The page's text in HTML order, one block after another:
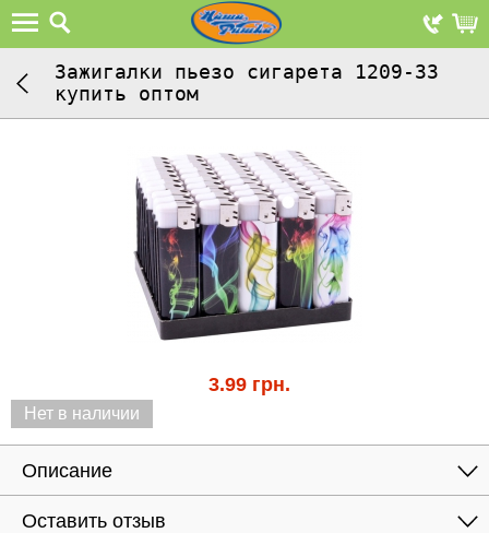
Зажигалки пьезо сигарета 1209-33
купить оптом
3.99 грн.
Нет в наличии
Описание
Оставить отзыв